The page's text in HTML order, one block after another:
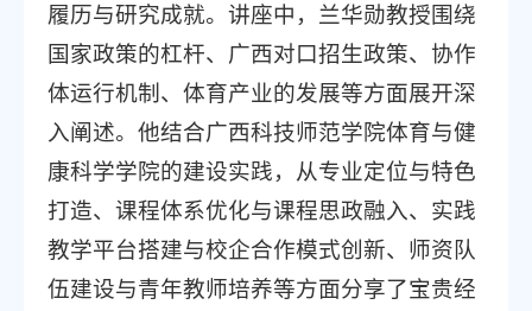
履历与研究成就。讲座中，兰华勋教授围绕
国家政策的杠杆、广西对口招生政策、协作
体运行机制、体育产业的发展等方面展开深
入阐述。他结合广西科技师范学院体育与健
康科学学院的建设实践，从专业定位与特色
打造、课程体系优化与课程思政融入、实践
教学平台搭建与校企合作模式创新、师资队
伍建设与青年教师培养等方面分享了宝贵经